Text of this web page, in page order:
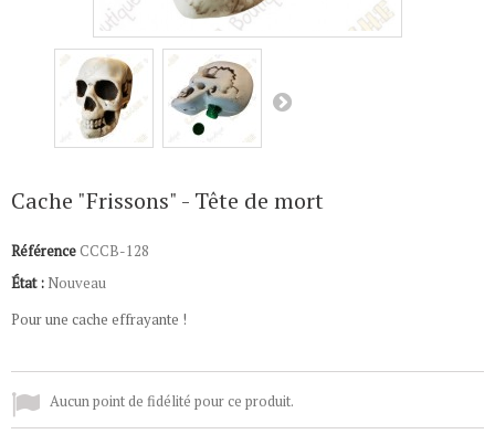
Cache "Frissons" - Tête de mort
RéférenceCCCB-128
État : Nouveau
Pour une cache effrayante !
Aucun point de fidélité pour ce produit.